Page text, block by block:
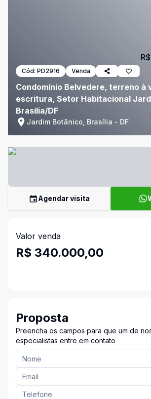
Cód: PD2916 Venda
Condomínio Belvedere, terreno à
escritura, Setor Habitacional
Brasília/DF
Jardim Botânico, Brasília - DF
Agendar visita
Valor venda
R$ 340.000,00
Proposta
Preencha os campos para que um de
especialistas entre em contato